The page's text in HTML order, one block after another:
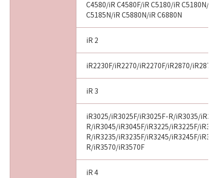
C4580/iR C4580F/iR C5180/iR C5180N/iR
C5185N/iR C5880N/iR C6880N
iR 2
iR2230F/iR2270/iR2270F/iR2870/iR2870F
iR 3
iR3025/iR3025F/iR3025F-R/iR3035/
R/iR3045/iR3045F/iR3225/iR3225F/
R/iR3235/iR3235F/iR3245/iR3245F/
R/iR3570/iR3570F
iR 4